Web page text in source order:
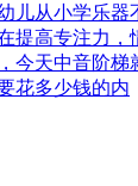
儿从小学乐器
提高专注力
今天中音阶梯
花多少钱的内